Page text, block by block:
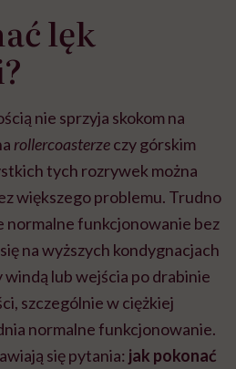
lęk
nie sprzyja skokom na
rollercoasterzeczy górskim
tych rozrywek można
większego problemu. Trudno
normalne funkcjonowanie bez
na wyższych kondygnacjach
lub wejścia po drabinie
szczególnie w ciężkiej
normalne funkcjonowanie.
się pytania: jak pokonać